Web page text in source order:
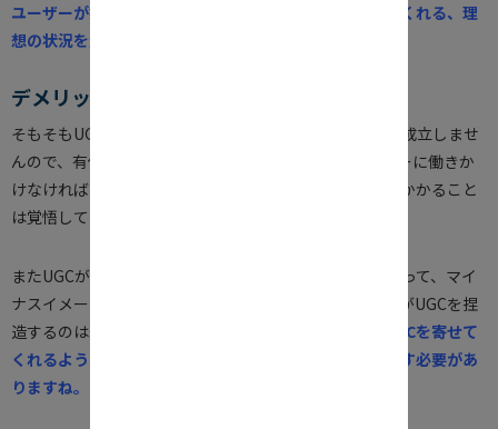
ユーザーが好意的に商品・サービスを手にして拡散してくれる、理
想の状況を生み出すことができるのです。
デメリット
そもそもUGCがない場合や少ない場合には、ウルサスは成立しませ
んので、有償のキャンペーンを講じるなどして、ユーザーに働きか
けなければいけません。それには相応の労力とコストがかかること
は覚悟してください。
またUGCが評価が低い口コミである場合には、企業にとって、マイ
ナスイメージしかもたらしません。だからといって企業がUGCを捏
造するのは絶対にダメです。
ユーザーが継続してよいUGCを寄せて
くれるよう、継続した品質向上、顧客満足度向上を目指す必要があ
りますね。